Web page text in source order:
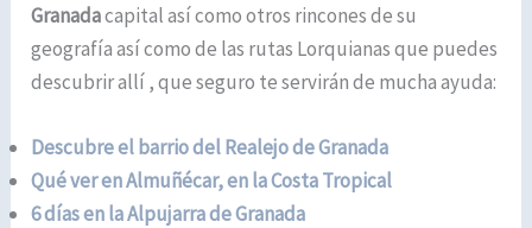
Granadacapital así como otros rincones de su
geografía así como de las rutas Lorquianas que puedes
descubrir allí , que seguro te servirán de mucha ayuda:
Descubre el barrio del Realejo de Granada
Qué ver en Almuñécar, en la Costa Tropical
6 días en la Alpujarra de Granada